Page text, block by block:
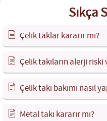
Sıkça
Çelik taklar kararır mı?
Çelik takıların alerji riski
Çelik takı bakımı nasıl
Metal takı kararır mı?